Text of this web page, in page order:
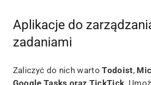
Aplikacje do
zadaniami
Zaliczyć do nich wartoTodoist,
Google Tasks oraz TickTick .